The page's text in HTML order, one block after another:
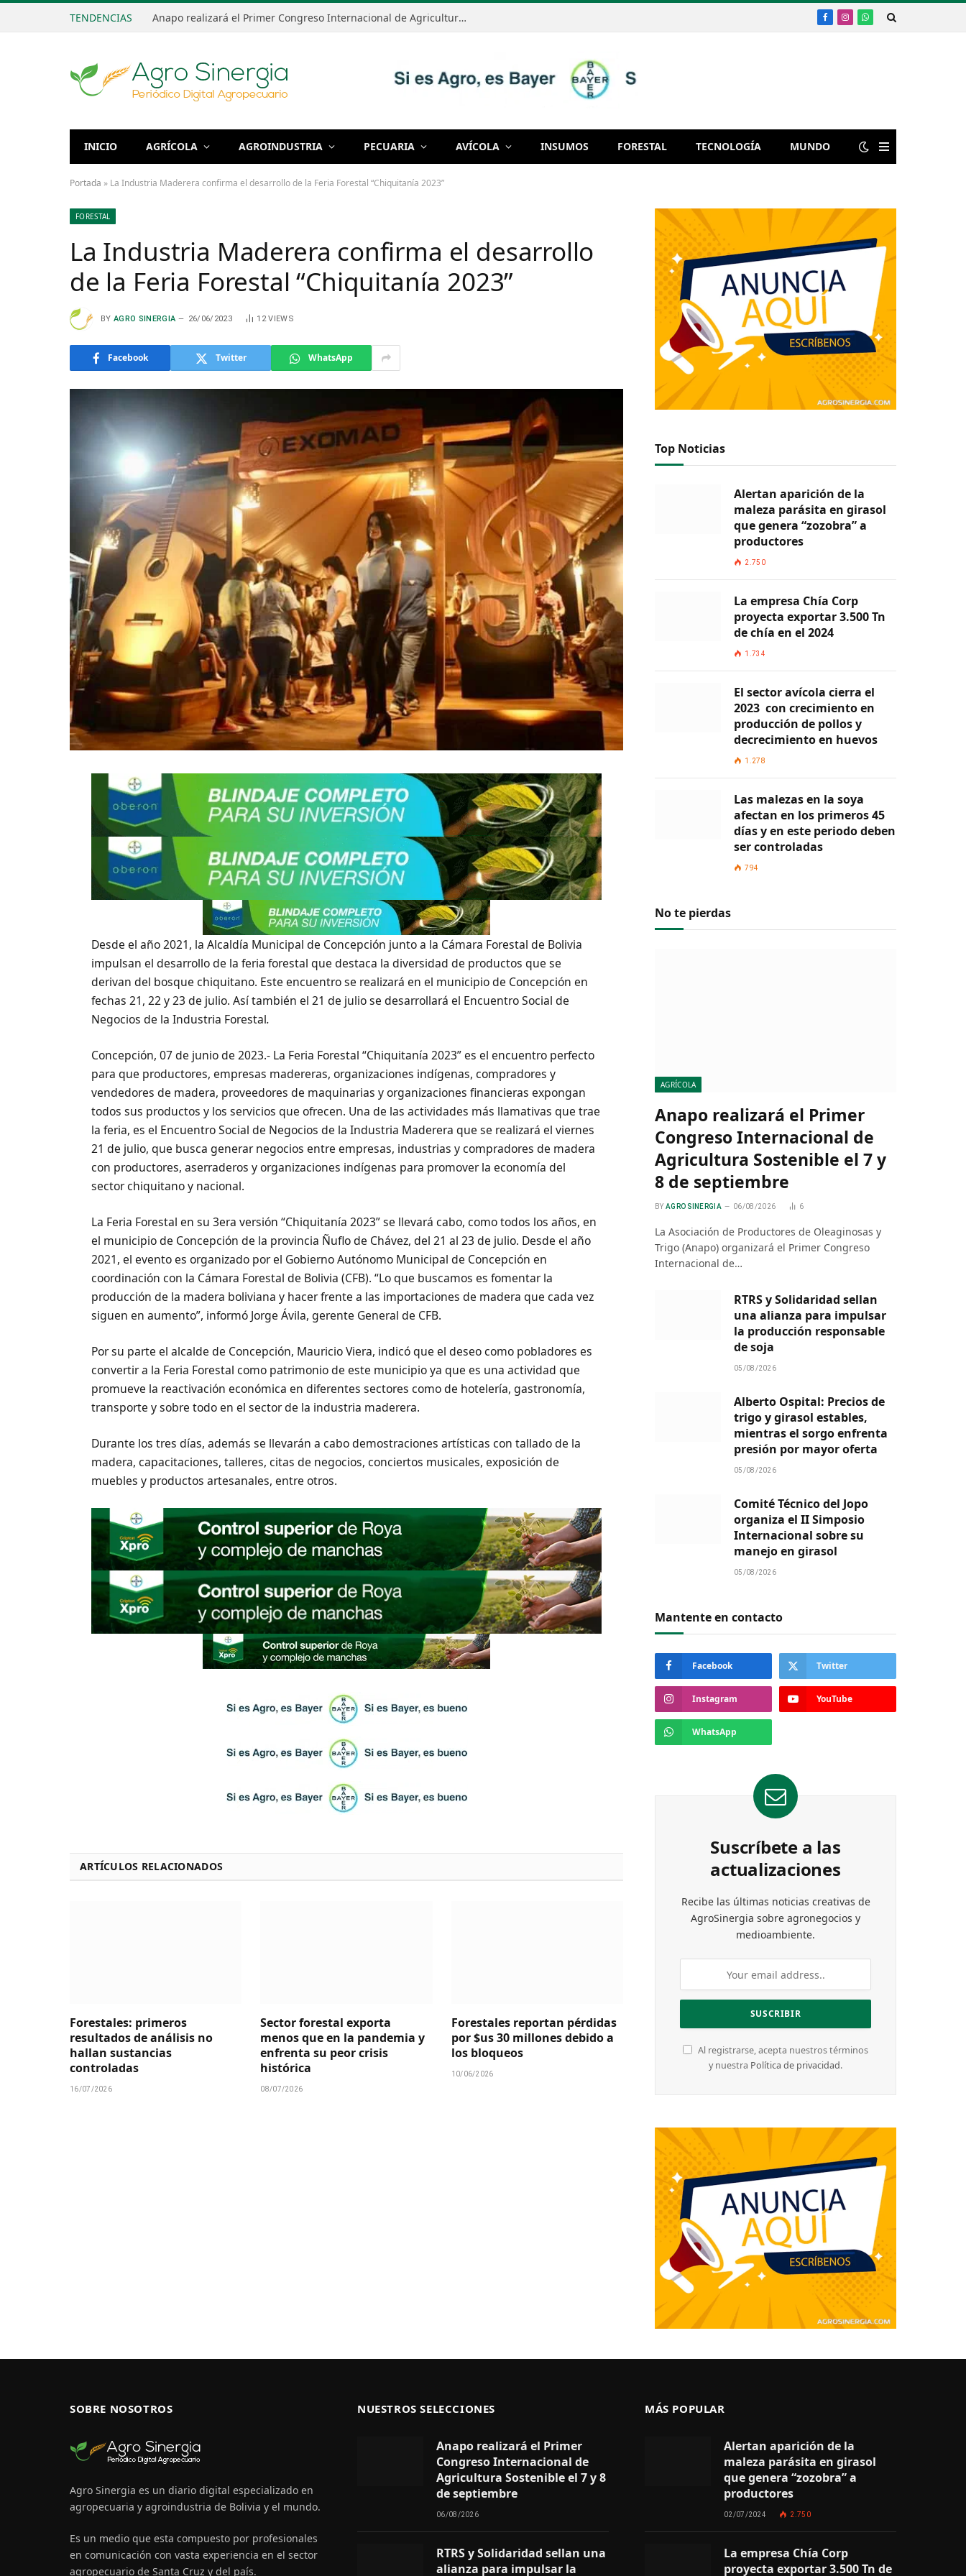
TENDENCIAS Anapo realizará el Primer Congreso Internacional de Agricultura Sostenible el 7 y 8 de septiembre Facebook
Instagram
WhatsApp
INICIO AGRÍCOLA AGROINDUSTRIA PECUARIA AVÍCOLA INSUMOS FORESTAL TECNOLOGÍA MUNDO
Portada » La Industria Maderera confirma el desarrollo de la Feria Forestal “Chiquitanía 2023”
FORESTAL
La Industria Maderera confirma el desarrollo
de la Feria Forestal “Chiquitanía 2023”
BY AGRO SINERGIA 26/06/2023 12VIEWS
Facebook Twitter WhatsApp
Desde el año 2021, la Alcaldía Municipal de Concepción junto a la Cámara Forestal de Bolivia
impulsan el desarrollo de la feria forestal que destaca la diversidad de productos que se
derivan del bosque chiquitano. Este encuentro se realizará en el municipio de Concepción en
fechas 21, 22 y 23 de julio. Así también el 21 de julio se desarrollará el Encuentro Social de
Negocios de la Industria Forestal.
Concepción, 07 de junio de 2023.- La Feria Forestal “Chiquitanía 2023” es el encuentro perfecto
para que productores, empresas madereras, organizaciones indígenas, compradores y
vendedores de madera, proveedores de maquinarias y organizaciones financieras expongan
todos sus productos y los servicios que ofrecen. Una de las actividades más llamativas que trae
la feria, es el Encuentro Social de Negocios de la Industria Maderera que se realizará el viernes
21 de julio, que busca generar negocios entre empresas, industrias y compradores de madera
con productores, aserraderos y organizaciones indígenas para promover la economía del
sector chiquitano y nacional.
La Feria Forestal en su 3era versión “Chiquitanía 2023” se llevará cabo, como todos los años, en
el municipio de Concepción de la provincia Ñuflo de Chávez, del 21 al 23 de julio. Desde el año
2021, el evento es organizado por el Gobierno Autónomo Municipal de Concepción en
coordinación con la Cámara Forestal de Bolivia (CFB). “Lo que buscamos es fomentar la
producción de la madera boliviana y hacer frente a las importaciones de madera que cada vez
siguen en aumento”, informó Jorge Ávila, gerente General de CFB.
Por su parte el alcalde de Concepción, Mauricio Viera, indicó que el deseo como pobladores es
convertir a la Feria Forestal como patrimonio de este municipio ya que es una actividad que
promueve la reactivación económica en diferentes sectores como de hotelería, gastronomía,
transporte y sobre todo en el sector de la industria maderera.
Durante los tres días, además se llevarán a cabo demostraciones artísticas con tallado de la
madera, capacitaciones, talleres, citas de negocios, conciertos musicales, exposición de
muebles y productos artesanales, entre otros.
ARTÍCULOS RELACIONADOS
Forestales: primeros
resultados de análisis no
hallan sustancias
controladas
16/07/2026
Sector forestal exporta
menos que en la pandemia y
enfrenta su peor crisis
histórica
08/07/2026
Forestales reportan pérdidas
por $us 30 millones debido a
los bloqueos
10/06/2026
Top Noticias
Alertan aparición de la
maleza parásita en girasol
que genera “zozobra” a
productores
2.750
La empresa Chía Corp
proyecta exportar 3.500 Tn
de chía en el 2024
1.734
El sector avícola cierra el
2023 con crecimiento en
producción de pollos y
decrecimiento en huevos
1.278
Las malezas en la soya
afectan en los primeros 45
días y en este periodo deben
ser controladas
794
No te pierdas
AGRÍCOLA
Anapo realizará el Primer
Congreso Internacional de
Agricultura Sostenible el 7 y
8 de septiembre
BY AGRO SINERGIA 06/08/2026 6
La Asociación de Productores de Oleaginosas y
Trigo (Anapo) organizará el Primer Congreso
Internacional de…
RTRS y Solidaridad sellan
una alianza para impulsar
la producción responsable
de soja
05/08/2026
Alberto Ospital: Precios de
trigo y girasol estables,
mientras el sorgo enfrenta
presión por mayor oferta
05/08/2026
Comité Técnico del Jopo
organiza el II Simposio
Internacional sobre su
manejo en girasol
05/08/2026
Mantente en contacto
Facebook Twitter
Instagram YouTube
WhatsApp
Suscríbete a las
actualizaciones
Recibe las últimas noticias creativas de
AgroSinergia sobre agronegocios y
medioambiente.
Al registrarse, acepta nuestros términos
y nuestra Política de privacidad.
SOBRE NOSOTROS
Agro Sinergia es un diario digital especializado en
agropecuaria y agroindustria de Bolivia y el mundo.
Es un medio que esta compuesto por profesionales
en comunicación con vasta experiencia en el sector
agropecuario de Santa Cruz y del país.
NUESTROS SELECCIONES
Anapo realizará el Primer
Congreso Internacional de
Agricultura Sostenible el 7 y 8
de septiembre
06/08/2026
RTRS y Solidaridad sellan una
alianza para impulsar la
MÁS POPULAR
Alertan aparición de la
maleza parásita en girasol
que genera “zozobra” a
productores
02/07/2024 2.750
La empresa Chía Corp
proyecta exportar 3.500 Tn de